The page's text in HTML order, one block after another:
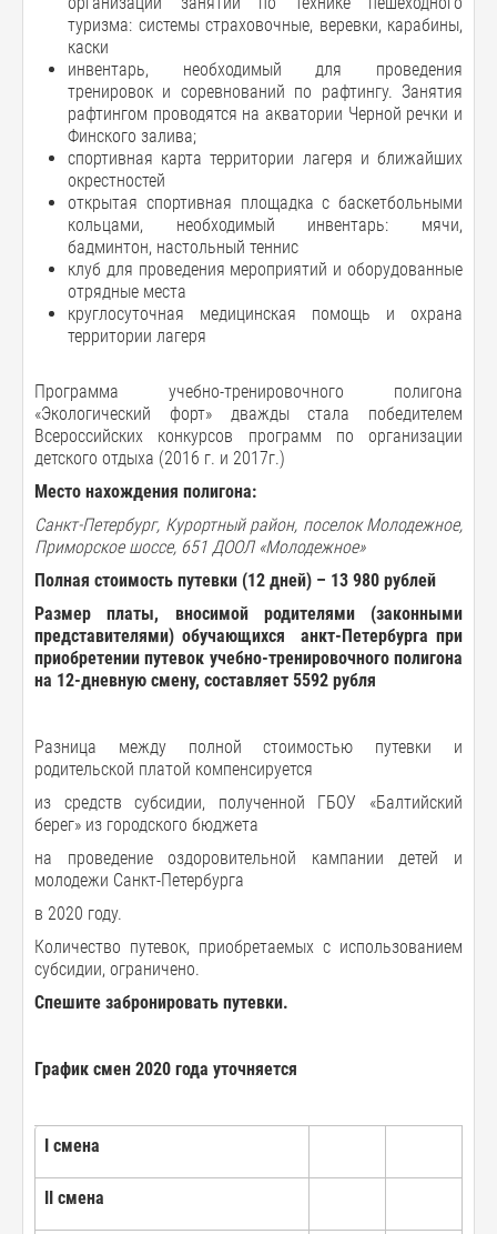
туризма: системы страховочные, веревки, карабины,
каски
инвентарь, необходимый для проведения
тренировок и соревнований по рафтингу. Занятия
рафтингом проводятся на акватории Черной речки и
Финского залива;
спортивная карта территории лагеря и ближайших
окрестностей
открытая спортивная площадка с баскетбольными
кольцами, необходимый инвентарь: мячи,
бадминтон, настольный теннис
клуб для проведения мероприятий и оборудованные
отрядные места
круглосуточная медицинская помощь и охрана
территории лагеря
Программа учебно-тренировочного полигона
«Экологический форт» дважды стала победителем
Всероссийских конкурсов программ по организации
детского отдыха (2016 г. и 2017г.)
Место нахождения полигона:
Санкт-Петербург, Курортный район, поселок Молодежное,
Приморское шоссе, 651 ДООЛ «Молодежное»
Полная стоимость путевки (12 дней) – 13 980 рублей
Размер
платы, вносимой родителями(законными
представителями) обучающихся анкт-Петербурга при
приобретении путевок учебно-тренировочного полигона
на 12-дневную смену, составляет 5592 рубля
Разница между полной стоимостью путевки и
родительской платой компенсируется
из средств субсидии, полученной ГБОУ «Балтийский
берег» из городского бюджета
на проведение оздоровительной кампании детей и
молодежи Санкт-Петербурга
в 2020 году.
Количество путевок, приобретаемых с использованием
субсидии, ограничено.
Спешите забронировать путевки.
График смен 2020 года уточняется
I смена
II смена